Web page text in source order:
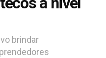
brindar